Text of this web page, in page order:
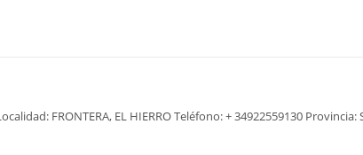
FRONTERA, EL HIERRO Teléfono: + 34922559130 Provincia: